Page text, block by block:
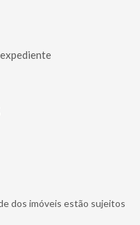
dos imóveis estão sujeitos